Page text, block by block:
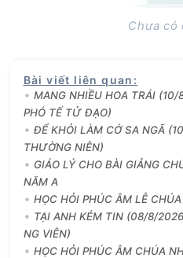
Chưa có
Bài viết liên quan :
MANG NHIỀU HOA TRÁI
PHÓ TẾ TỬ ĐẠO)
ĐỂ KHỎI LÀM CỚ SA NGÃ
THƯỜNG NIÊN)
GIÁO LÝ CHO BÀI GIẢNG
NĂM A
HỌC HỎI PHÚC ÂM LỄ
TẠI ANH KÉM TIN (08/8/
NG VIÊN)
HỌC HỎI PHÚC ÂM CHÚA